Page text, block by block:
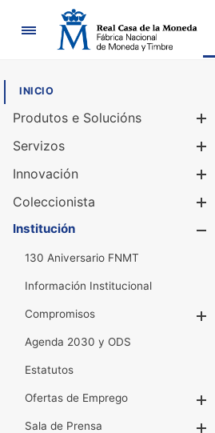
Navegación
INICIO
Produtos e Solucións
Servizos
Innovación
Coleccionista
Institución
130 Aniversario FNMT
Información Institucional
Compromisos
Agenda 2030 y ODS
Estatutos
Ofertas de Emprego
Sala de Prensa